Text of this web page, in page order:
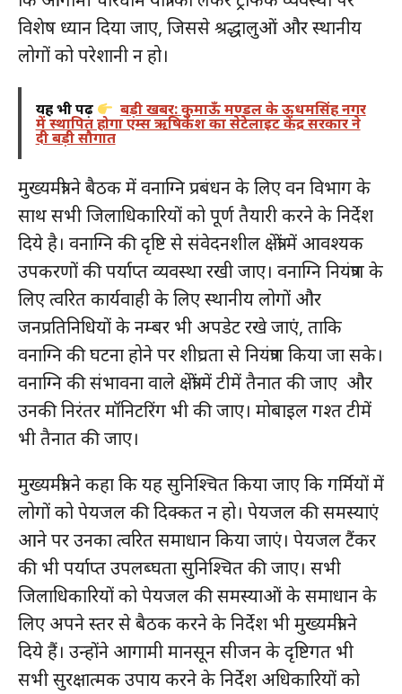
विशेष ध्यान दिया जाए, जिससे श्रद्धालुओं और स्थानीय
लोगों को परेशानी न हो।
यह भी पढ़ें बड़ी खबर: कुमाऊँ मण्डल के ऊधमसिंह नगर
में स्थापित होगा एम्स ऋषिकेश का सेटेलाइट केंद्र सरकार ने
दी बड़ी सौगात
मुख्यमंत्री ने बैठक में वनाग्नि प्रबंधन के लिए वन विभाग के
साथ सभी जिलाधिकारियों को पूर्ण तैयारी करने के निर्देश
दिये है। वनाग्नि की दृष्टि से संवेदनशील क्षेत्रों में आवश्यक
उपकरणों की पर्याप्त व्यवस्था रखी जाए। वनाग्नि नियंत्रण के
लिए त्वरित कार्यवाही के लिए स्थानीय लोगों और
जनप्रतिनिधियों के नम्बर भी अपडेट रखे जाएं, ताकि
वनाग्नि की घटना होने पर शीघ्रता से नियंत्रण किया जा सके।
वनाग्नि की संभावना वाले क्षेत्रों में टीमें तैनात की जाए और
उनकी निरंतर मॉनिटरिंग भी की जाए। मोबाइल गश्त टीमें
भी तैनात की जाए।
मुख्यमंत्री ने कहा कि यह सुनिश्चित किया जाए कि गर्मियों में
लोगों को पेयजल की दिक्कत न हो। पेयजल की समस्याएं
आने पर उनका त्वरित समाधान किया जाएं। पेयजल टैंकर
की भी पर्याप्त उपलब्घता सुनिश्चित की जाए। सभी
जिलाधिकारियों को पेयजल की समस्याओं के समाधान के
लिए अपने स्तर से बैठक करने के निर्देश भी मुख्यमंत्री ने
दिये हैं। उन्होंने आगामी मानसून सीजन के दृष्टिगत भी
सभी सुरक्षात्मक उपाय करने के निर्देश अधिकारियों को